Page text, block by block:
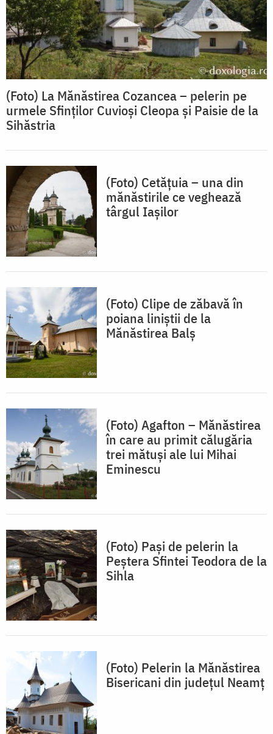
(Foto) La Mănăstirea Cozancea – pelerin pe
urmele Sfinților Cuvioși Cleopa și Paisie de la
Sihăstria
(Foto) Cetățuia – una din
mănăstirile ce veghează
târgul Iașilor
(Foto) Clipe de zăbavă în
poiana liniștii de la
Mănăstirea Balș
(Foto) Agafton – Mănăstirea
în care au primit călugăria
trei mătuși ale lui Mihai
Eminescu
(Foto) Pași de pelerin la
Peştera Sfintei Teodora de la
Sihla
(Foto) Pelerin la Mănăstirea
Bisericani din județul Neamț